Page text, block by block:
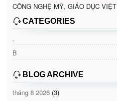
CÔNG NGHỆ MỸ, GIÁO DỤC VIỆT
CATEGORIES
.
B
BLOG ARCHIVE
tháng 8 2026 (3)